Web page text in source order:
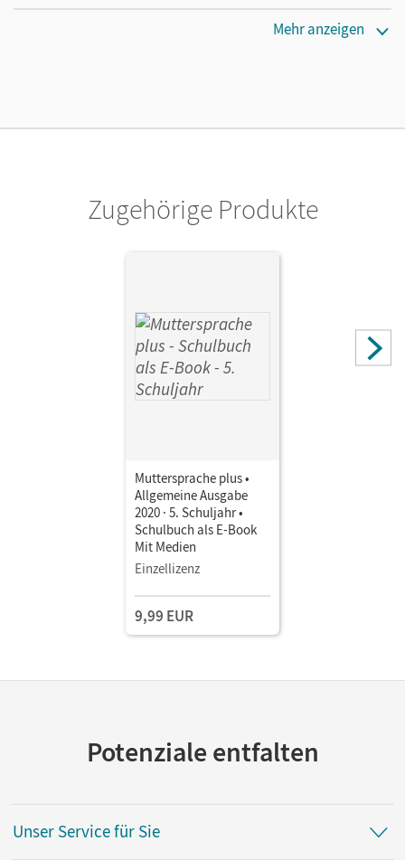
einer Laufzeit von einem Jahr
Mehr anzeigen
Zugehörige Produkte
Muttersprache plus •
Allgemeine Ausgabe
2020 · 5. Schuljahr •
Schulbuch als E-Book
Mit Medien
Einzellizenz
9,99 EUR
Potenziale entfalten
Unser Service für Sie